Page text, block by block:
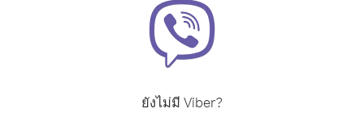
ยังไม่มี Viber?